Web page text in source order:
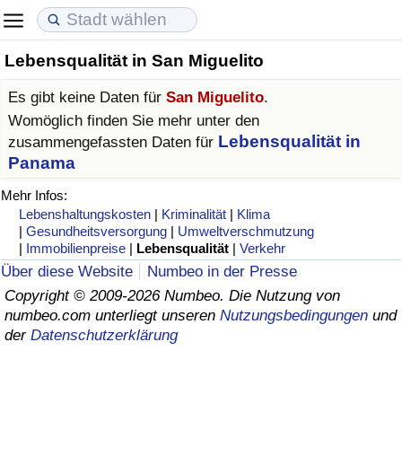
Lebensqualität in San Miguelito
Es gibt keine Daten für San Miguelito.
Womöglich finden Sie mehr unter den
zusammengefassten Daten für Lebensqualität in
Panama
Mehr Infos:
Lebenshaltungskosten | Kriminalität | Klima
|Gesundheitsversorgung | Umweltverschmutzung
| Immobilienpreise | Lebensqualität |Verkehr
Über diese Website
Numbeo in der Presse
Copyright © 2009-2026 Numbeo. Die Nutzung von
numbeo.com unterliegt unseren Nutzungsbedingungen und
der Datenschutzerklärung
Lebenshaltungskosten
Lebenshaltungskosten-Index (aktuell)
Lebenshaltungskosten-Index
Lebenshaltungskosten-Index nach Land
in Akaba
Immobilienpreise
Immobilienpreis-Index (aktuell)
Immobilienpreis-Index
Immobilienpreis-Index nach Land
Lebensqualität
Lebensqualität-Index
Lebensqualität-Index (aktuell)
Lebensqualitätsindex nach Land
Kriminalität
Kriminalitäts-Index (aktuell)
Kriminalitäts-Index